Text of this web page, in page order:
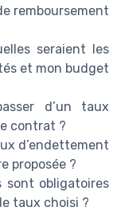
remboursement
seraient les
et mon budget
d’un taux
contrat ?
d’endettement
proposée ?
sont obligatoires
taux choisi ?